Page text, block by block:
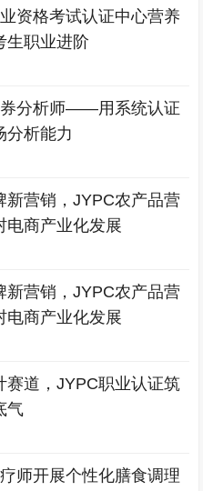
资格考试认证中心营养
生职业进阶
分析师——用系统认证
分析能力
新营销，JYPC农产品营
电商产业化发展
新营销，JYPC农产品营
电商产业化发展
赛道，JYPC职业认证筑
气
师开展个性化膳食调理